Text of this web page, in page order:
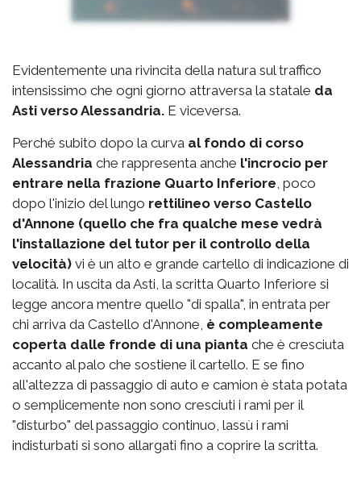
Evidentemente una rivincita della natura sul traffico
intensissimo che ogni giorno attraversa la statale da
Asti verso Alessandria. E viceversa.
Perché subito dopo la curva al fondo di corso
Alessandria che rappresenta anche l'incrocio per
entrare nella frazione Quarto Inferiore , poco
dopo l'inizio del lungo rettilineo verso Castello
d'Annone (quello che fra qualche mese vedrà
l'installazione del tutor per il controllo della
velocità) vi è un alto e grande cartello di indicazione di
località. In uscita da Asti, la scritta Quarto Inferiore si
legge ancora mentre quello "di spalla", in entrata per
chi arriva da Castello d'Annone, è compleamente
coperta dalle fronde di una pianta che è cresciuta
accanto al palo che sostiene il cartello. E se fino
all'altezza di passaggio di auto e camion è stata potata
o semplicemente non sono cresciuti i rami per il
"disturbo" del passaggio continuo, lassù i rami
indisturbati si sono allargati fino a coprire la scritta.